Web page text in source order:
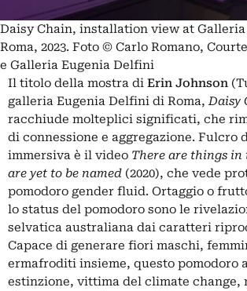
Daisy Chain, installation view at
Roma, 2023. Foto © Carlo Romano,
e Galleria Eugenia Delfini
Il titolo della mostra di Erin Johnson
galleria Eugenia Delfini di Roma,Daisy
racchiude molteplici significati, che
di connessione e aggregazione. Fulcro
immersiva è il video There are things
are yet to be named (2020), che vede
pomodoro gender fluid. Ortaggio o
lo status del pomodoro sono le
selvatica australiana dai caratteri
Capace di generare fiori maschi,
ermafroditi insieme, questo pomodoro
estinzione, vittima del climate change,